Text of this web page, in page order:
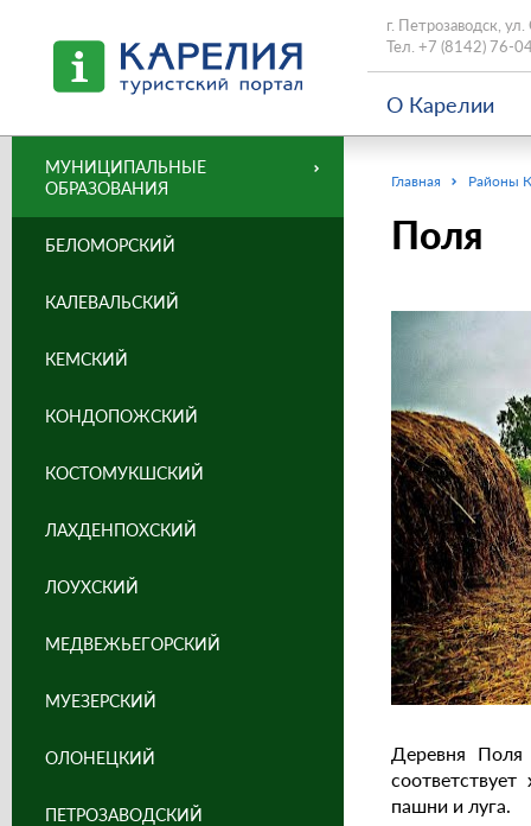
г. Петрозаводск,
Тел. +7 (8142) 76-
О Карелии
Главная Районы
Поля
Деревня Поля
пашни и луга.
МУНИЦИПАЛЬНЫЕ
ОБРАЗОВАНИЯ
БЕЛОМОРСКИЙ
КАЛЕВАЛЬСКИЙ
КЕМСКИЙ
КОНДОПОЖСКИЙ
КОСТОМУКШСКИЙ
ЛАХДЕНПОХСКИЙ
ЛОУХСКИЙ
МЕДВЕЖЬЕГОРСКИЙ
МУЕЗЕРСКИЙ
ОЛОНЕЦКИЙ
ПЕТРОЗАВОДСКИЙ